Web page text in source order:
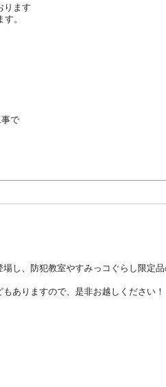
ります
。
で
し、防犯教室やすみっコぐらし限定
ありますので、是非お越しください！